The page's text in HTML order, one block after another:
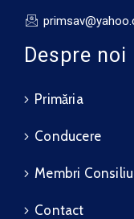
Despre noi
Primăria
Conducere
Membri
Contact